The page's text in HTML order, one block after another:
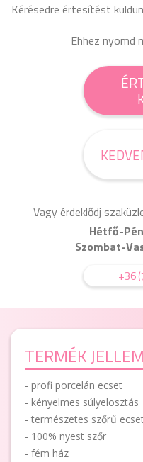
Kérésedre értesítést
Ehhez nyomd
Vagy érdeklődj
Hétfő-
Szombat-
+36
TERMÉK
- profi porcelán ecset
- kényelmes súlyelosztás
- természetes szőrű
- 100% nyest szőr
- fém ház